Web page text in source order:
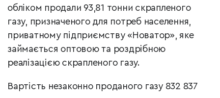
обліком продали 93,81 тонни скрапленого
газу, призначеного для потреб населення,
приватному підприємству «Новатор», яке
займається оптовою та роздрібною
реалізацією скрапленого газу.
Вартість незаконно проданого газу 832 837